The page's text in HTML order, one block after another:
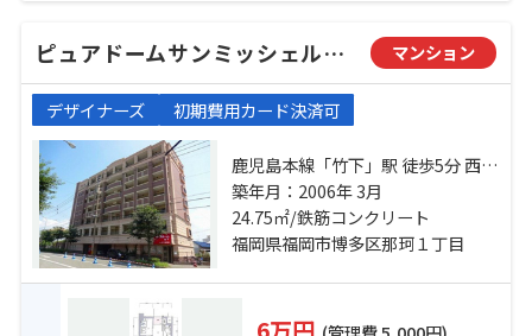
ピュアドームサンミッシェル博多 マンション
デザイナーズ 初期費用カード決済可
鹿児島本線「竹下」駅 徒歩5分 西鉄
大牟田線「大橋」駅 徒歩23分 西鉄
大牟田線「高宮」駅 徒歩35分
築年月：2006年 3月
24.75㎡/鉄筋コンクリート
福岡県福岡市博多区那珂１丁目